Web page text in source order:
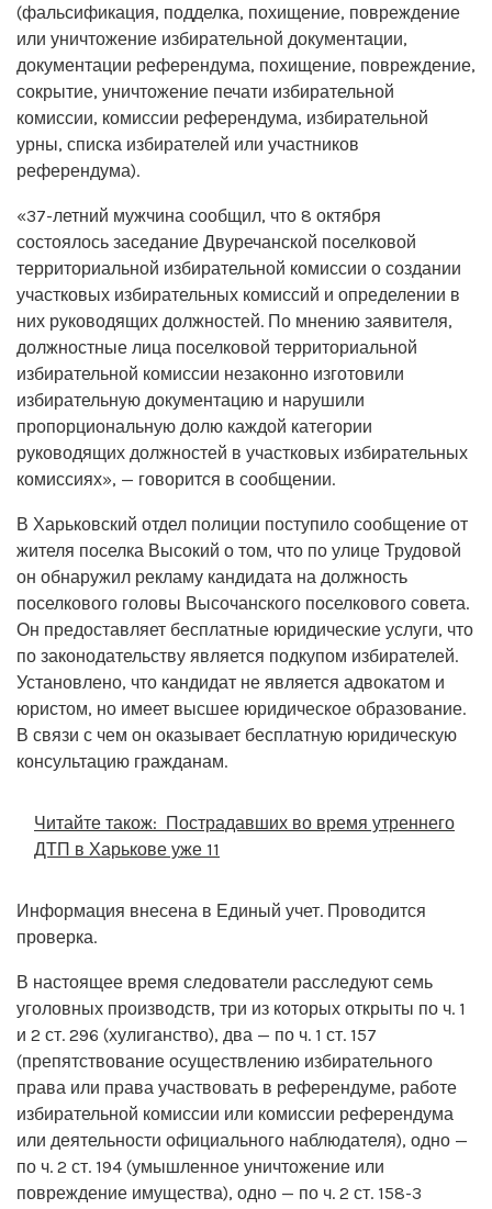
(фальсификация, подделка, похищение, повреждение
или уничтожение избирательной документации,
документации референдума, похищение, повреждение,
сокрытие, уничтожение печати избирательной
комиссии, комиссии референдума, избирательной
урны, списка избирателей или участников
референдума).
«37-летний мужчина сообщил, что 8 октября
состоялось заседание Двуречанской поселковой
территориальной избирательной комиссии о создании
участковых избирательных комиссий и определении в
них руководящих должностей. По мнению заявителя,
должностные лица поселковой территориальной
избирательной комиссии незаконно изготовили
избирательную документацию и нарушили
пропорциональную долю каждой категории
руководящих должностей в участковых избирательных
комиссиях», — говорится в сообщении.
В Харьковский отдел полиции поступило сообщение от
жителя поселка Высокий о том, что по улице Трудовой
он обнаружил рекламу кандидата на должность
поселкового головы Высочанского поселкового совета.
Он предоставляет бесплатные юридические услуги, что
по законодательству является подкупом избирателей.
Установлено, что кандидат не является адвокатом и
юристом, но имеет высшее юридическое образование.
В связи с чем он оказывает бесплатную юридическую
консультацию гражданам.
Читайте також: Пострадавших во время утреннего
ДТП в Харькове уже 11
Информация внесена в Единый учет. Проводится
проверка.
В настоящее время следователи расследуют семь
уголовных производств, три из которых открыты по ч. 1
и 2 ст. 296 (хулиганство), два — по ч. 1 ст. 157
(препятствование осуществлению избирательного
права или права участвовать в референдуме, работе
избирательной комиссии или комиссии референдума
или деятельности официального наблюдателя), одно —
по ч. 2 ст. 194 (умышленное уничтожение или
повреждение имущества), одно — по ч. 2 ст. 158-3